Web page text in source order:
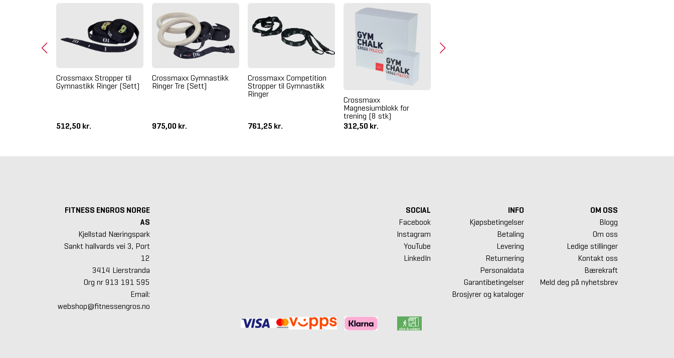
Crossmaxx Stropper til
Gymnastikk Ringer (Sett)
512,50 kr.
Crossmaxx Gymnastikk
Ringer Tre (Sett)
975,00 kr.
Crossmaxx Competition
Stropper til Gymnastikk
Ringer
761,25 kr.
Crossmaxx
Magnesiumblokk for
trening (8 stk)
312,50 kr.
FITNESS ENGROS NORGE
AS
Kjellstad Næringspark
Sankt hallvards vei 3, Port
12
3414 Lierstranda
Org nr 913 191 595
Email:
webshop@fitnessengros.no
SOCIAL
Facebook
Instagram
YouTube
LinkedIn
INFO
Kjøpsbetingelser
Betaling
Levering
Returnering
Personaldata
Garantibetingelser
Brosjyrer og kataloger
OM OSS
Blogg
Om oss
Ledige stillinger
Kontakt oss
Bærekraft
Meld deg på nyhetsbrev